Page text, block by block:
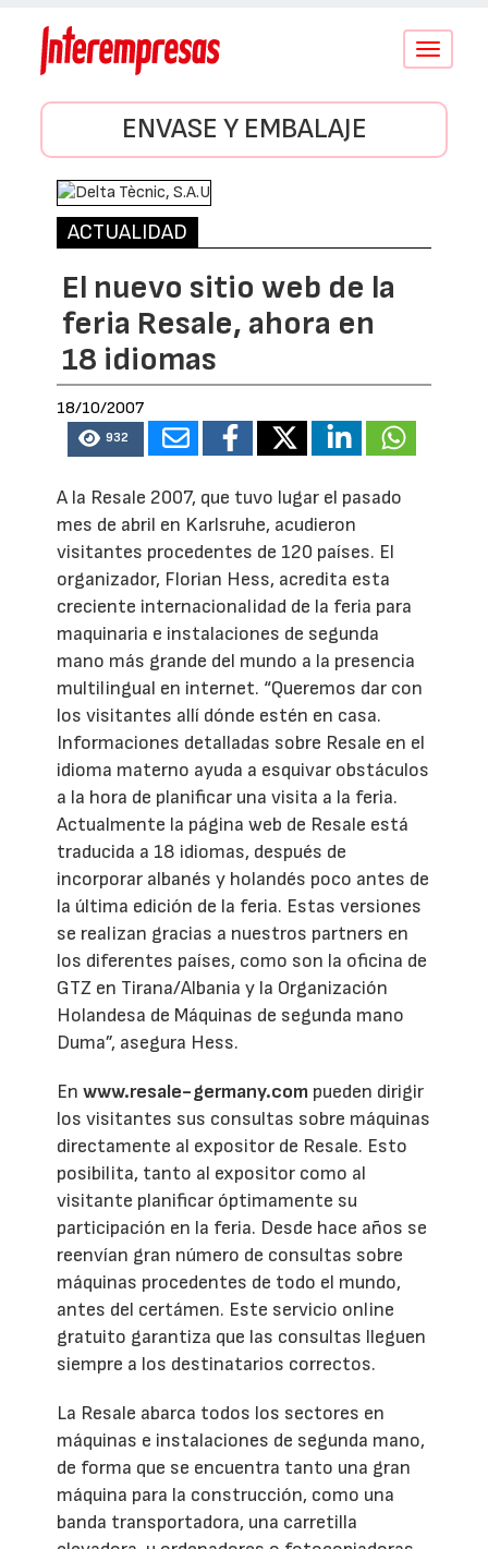
Conmutar
ENVASE Y EMBALAJE
ACTUALIDAD
El nuevo sitio web de la
feria Resale, ahora en
18 idiomas
18/10/2007
932
A la Resale 2007, que tuvo lugar el pasado
mes de abril en Karlsruhe, acudieron
visitantes procedentes de 120 países. El
organizador, Florian Hess, acredita esta
creciente internacionalidad de la feria para
maquinaria e instalaciones de segunda
mano más grande del mundo a la presencia
multilingual en internet. “Queremos dar con
los visitantes allí dónde estén en casa.
Informaciones detalladas sobre Resale en el
idioma materno ayuda a esquivar obstáculos
a la hora de planificar una visita a la feria.
Actualmente la página web de Resale está
traducida a 18 idiomas, después de
incorporar albanés y holandés poco antes de
la última edición de la feria. Estas versiones
se realizan gracias a nuestros partners en
los diferentes países, como son la oficina de
GTZ en Tirana/Albania y la Organización
Holandesa de Máquinas de segunda mano
Duma”, asegura Hess.
Enwww.resale-germany.com pueden dirigir
los visitantes sus consultas sobre máquinas
directamente al expositor de Resale. Esto
posibilita, tanto al expositor como al
visitante planificar óptimamente su
participación en la feria. Desde hace años se
reenvían gran número de consultas sobre
máquinas procedentes de todo el mundo,
antes del certámen. Este servicio online
gratuito garantiza que las consultas lleguen
siempre a los destinatarios correctos.
La Resale abarca todos los sectores en
máquinas e instalaciones de segunda mano,
de forma que se encuentra tanto una gran
máquina para la construcción, como una
banda transportadora, una carretilla